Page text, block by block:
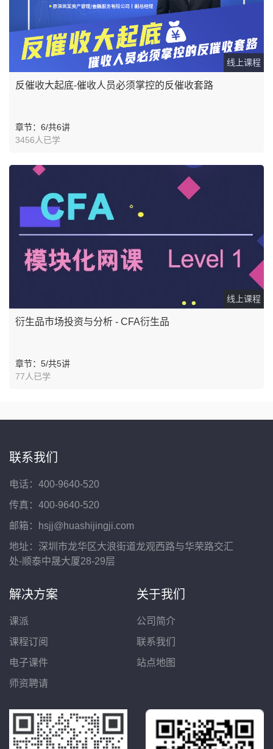
线上课程
反催收大起底-催收人员必须掌控的反催收套路
章节：6/共6讲
3456人已学
线上课程
衍生品市场投资与分析 - CFA衍生品
章节：5/共5讲
77人已学
联系我们
电话：400-9640-520
传真：400-9640-520
邮箱：hsjj@huashijingji.com
地址：深圳市龙华区大浪街道龙观西路与华荣路交汇
处-顺泰中晟大厦28-29层
解决方案
课派
课程订阅
电子课件
师资聘请
关于我们
公司简介
联系我们
站点地图